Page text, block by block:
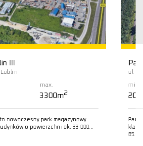
III
max.
3300m2
nowoczesny park magazynowy
o powierzchni ok. 33 000…
ul.
min.
85…